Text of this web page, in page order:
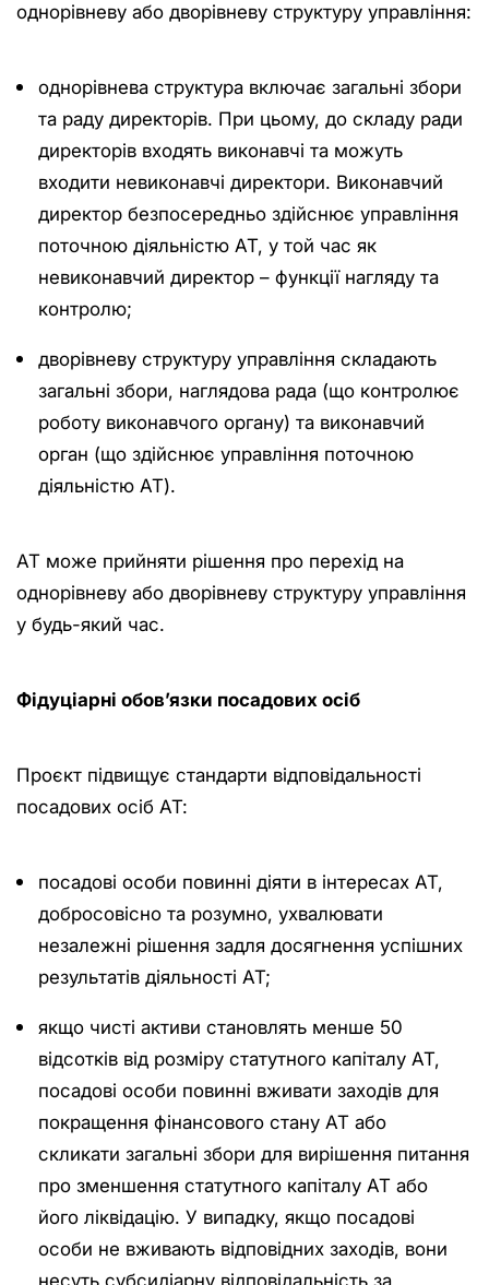
однорівневу або дворівневу структуру управління:
однорівнева структура включає загальні збори
та раду директорів. При цьому, до складу ради
директорів входять виконавчі та можуть
входити невиконавчі директори. Виконавчий
директор безпосередньо здійснює управління
поточною діяльністю АТ, у той час як
невиконавчий директор – функції нагляду та
контролю;
дворівневу структуру управління складають
загальні збори, наглядова рада (що контролює
роботу виконавчого органу) та виконавчий
орган (що здійснює управління поточною
діяльністю АТ).
АТ може прийняти рішення про перехід на
однорівневу або дворівневу структуру управління
у будь-який час.
Фідуціарні обов’язки посадових осіб
Проєкт підвищує стандарти відповідальності
посадових осіб АТ:
посадові особи повинні діяти в інтересах АТ,
добросовісно та розумно, ухвалювати
незалежні рішення задля досягнення успішних
результатів діяльності АТ;
якщо чисті активи становлять менше 50
відсотків від розміру статутного капіталу АТ,
посадові особи повинні вживати заходів для
покращення фінансового стану АТ або
скликати загальні збори для вирішення питання
про зменшення статутного капіталу АТ або
його ліквідацію. У випадку, якщо посадові
особи не вживають відповідних заходів, вони
несуть субсидіарну відповідальність за